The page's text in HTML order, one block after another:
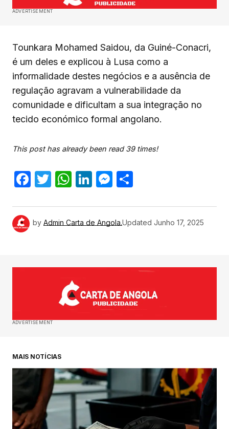
ADVERTISEMENT
Tounkara Mohamed Saidou, da Guiné-Conacri,
é um deles e explicou à Lusa como a
informalidade destes negócios e a ausência de
regulação agravam a vulnerabilidade da
comunidade e dificultam a sua integração no
tecido económico formal angolano.
This post has already been read 39 times!
Facebook
Twitter
WhatsApp
LinkedIn
Messenger
by Admin Carta de Angola.Updated Junho 17, 2025
ADVERTISEMENT
MAIS NOTÍCIAS